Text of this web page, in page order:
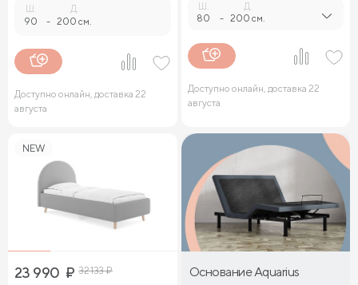
Ш.
90 -
Д.
200 см.
Доступно онлайн, доставка 22
августа
Ш.
80 -
Д.
200 см.
Доступно онлайн, доставка 22
августа
NEW
23 990 ₽ 32 133₽
Основание Aquarius